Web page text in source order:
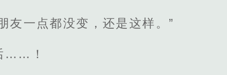
友一点都没变，还是这样。”
……！